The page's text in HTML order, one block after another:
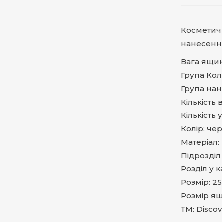
Вага
Група
Група
Кількість
Колір:
Матеріал:
Розділ у
Розмір:
Розмір
ТМ: